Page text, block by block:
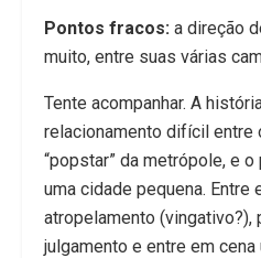
Pontos fracos: a direção
muito, entre suas várias
Tente acompanhar. A
relacionamento difícil entre
“popstar” da metrópole, e
uma cidade pequena. Entre
atropelamento (vingativo?),
julgamento e entre em